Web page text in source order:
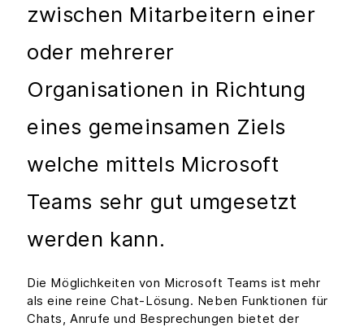
zwischen Mitarbeitern einer
oder mehrerer
Organisationen in Richtung
eines gemeinsamen Ziels
welche mittels Microsoft
Teams sehr gut umgesetzt
werden kann.
Die Möglichkeiten von Microsoft Teams ist mehr
als eine reine Chat-Lösung. Neben Funktionen für
Chats, Anrufe und Besprechungen bietet der